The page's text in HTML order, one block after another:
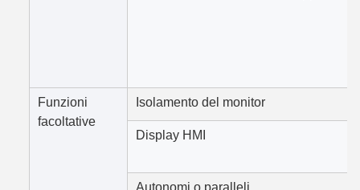
Funzioni
facoltative
Isolamento del monitor
Display HMI
Autonomi o paralleli